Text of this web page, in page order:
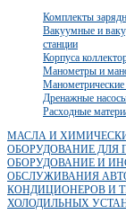
Комплекты
Вакуумные и
станции
Корпуса
Манометры и
Дренажные
Расходные
МАСЛА И
ОБОРУДОВАНИЕ ДЛЯ
ОБОРУДОВАНИЕ И
ОБСЛУЖИВАНИЯ
КОНДИЦИОНЕРОВ И
ХОЛОДИЛЬНЫХ